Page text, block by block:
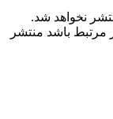
نخواهد شد.
مرتبط باشد منتشر